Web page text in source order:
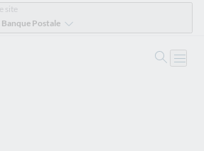
site
Postale
française